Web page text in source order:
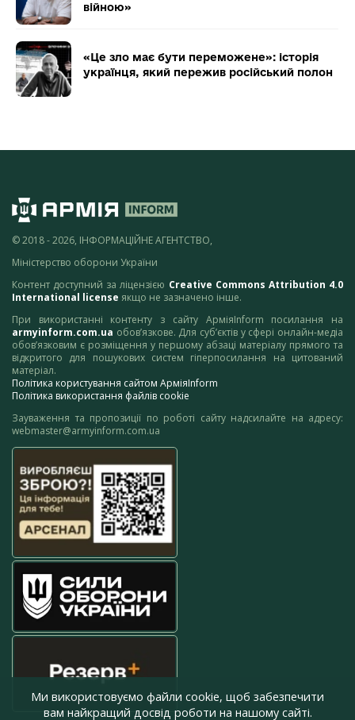
війною»
«Це зло має бути переможене»: історія
українця, який пережив російський полон
© 2018 - 2026, ІНФОРМАЦІЙНЕ АГЕНТСТВО,
Міністерство оборони України
Контент доступний за ліцензією Creative Commons Attribution 4.0
International license якщо не зазначено інше.
При використанні контенту з сайту АрміяInform посилання на
armyinform.com.ua обов’язкове. Для суб’єктів у сфері онлайн-медіа
обов’язковим є розміщення у першому абзаці матеріалу прямого та
відкритого для пошукових систем гіперпосилання на цитований
матеріал.
Політика користування сайтом АрміяInform
Політика використання файлів cookie
Зауваження та пропозиції по роботі сайту надсилайте на адресу:
webmaster@armyinform.com.ua
Ми використовуємо файли cookie, щоб забезпечити
вам найкращий досвід роботи на нашому сайті.